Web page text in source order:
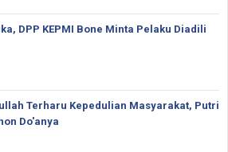
DPP KEPMI Bone Minta Pelaku Diadili
Terharu Kepedulian Masyarakat, Putri
Do'anya